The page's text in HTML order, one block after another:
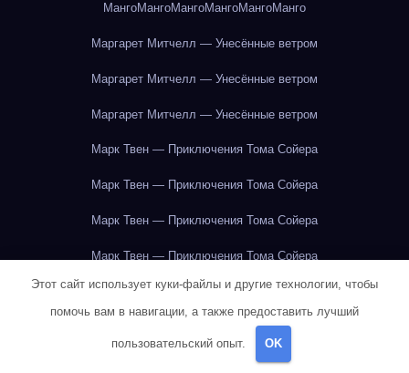
МангоМангоМангоМангоМангоМанго
Маргарет Митчелл — Унесённые ветром
Маргарет Митчелл — Унесённые ветром
Маргарет Митчелл — Унесённые ветром
Марк Твен — Приключения Тома Сойера
Марк Твен — Приключения Тома Сойера
Марк Твен — Приключения Тома Сойера
Марк Твен — Приключения Тома Сойера
Марк Твен — Приключения Тома Сойера
Марк Твен — Приключения Тома Сойера
Марк Твен — Приключения Тома Сойера
Этот сайт использует куки-файлы и другие технологии, чтобы
помочь вам в навигации, а также предоставить лучший
пользовательский опыт. OK